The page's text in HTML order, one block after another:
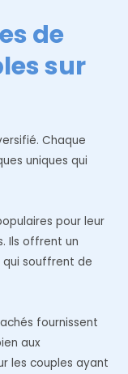
de
sur
Chaque
uniques qui
pour leur
Ils offrent un
qui souffrent de
fournissent
aux
les couples ayant